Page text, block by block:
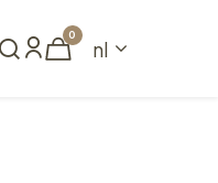
0
nl